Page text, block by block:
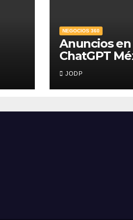
NEGOCIOS 360
Anuncios en
ChatGPT
¿quién los
qué pasará
JODP